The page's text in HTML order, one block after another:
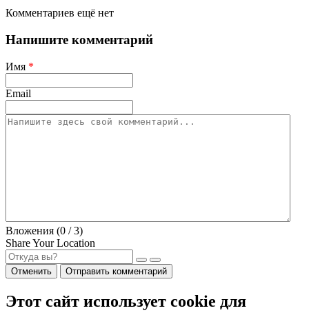
Комментариев ещё нет
Напишите комментарий
Имя *
Email
Вложения (0 / 3)
Share Your Location
Отменить Отправить комментарий
Этот сайт использует cookie для